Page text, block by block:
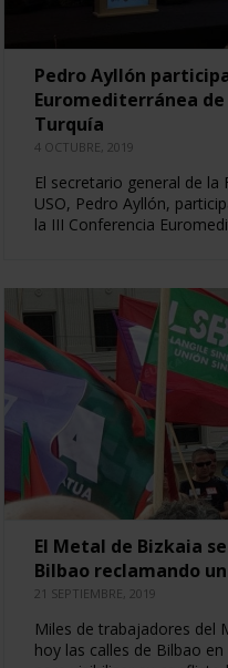
Pedro Ayllón
Euromediterránea
Turquía
4 OCTUBRE, 2019
El secretario general de la
USO, Pedro Ayllón,
la III Conferencia
El Metal de Bizkaia
Bilbao reclamando
21 SEPTIEMBRE, 2019
Miles de trabajadores del
hoy las calles de Bilbao